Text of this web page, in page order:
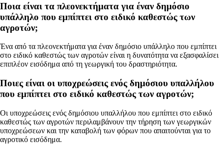
Ποια είναι τα πλεονεκτήματα για έναν δημόσιο
υπάλληλο που εμπίπτει στο ειδικό καθεστώς των
αγροτών;
Ένα από τα πλεονεκτήματα για έναν δημόσιο υπάλληλο που εμπίπτει
στο ειδικό καθεστώς των αγροτών είναι η δυνατότητα να εξασφαλίσει
επιπλέον εισόδημα από τη γεωργική του δραστηριότητα.
Ποιες είναι οι υποχρεώσεις ενός δημόσιου υπαλλήλου
που εμπίπτει στο ειδικό καθεστώς των αγροτών;
Οι υποχρεώσεις ενός δημόσιου υπαλλήλου που εμπίπτει στο ειδικό
καθεστώς των αγροτών περιλαμβάνουν την τήρηση των γεωργικών
υποχρεώσεων και την καταβολή των φόρων που απαιτούνται για το
αγροτικό εισόδημα.